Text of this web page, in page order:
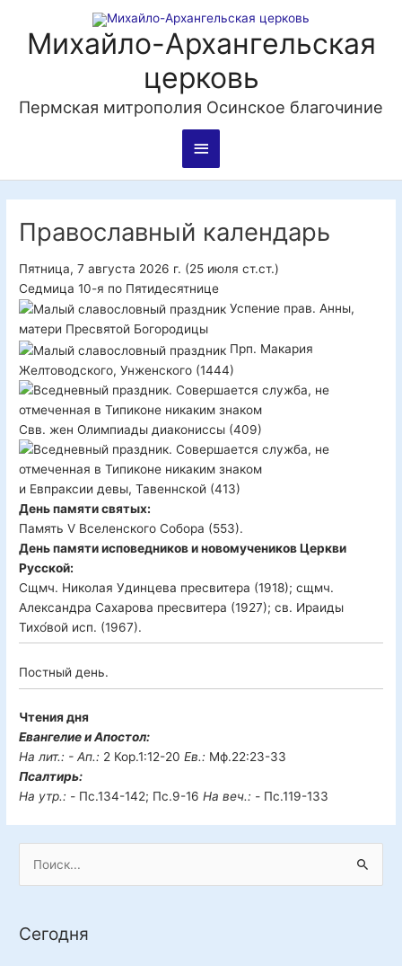
содержимому
Михайло-Архангельская
церковь
Пермская митрополия Осинское благочиние
Главное
меню
Православный календарь
Пятница, 7 августа 2026 г. (25 июля ст.ст.)
Седмица 10-я по Пятидесятнице
Успение прав. Анны,
матери Пресвятой Богородицы
Прп. Макария
Желтоводского, Унженского (1444)
Свв. жен Олимпиады диакониссы (409)
и Евпраксии девы, Тавеннской (413)
День памяти святых:
Память V Вселенского Собора (553).
День памяти исповедников и новомучеников Церкви
Русской:
Сщмч. Николая Удинцева пресвитера (1918); сщмч.
Александра Сахарова пресвитера (1927); св. Ираиды
Тихо́вой исп. (1967).
Постный день.
Чтения дня
Евангелие и Апостол:
На лит.: -Ап.: 2 Кор.1:12-20 Ев.: Мф.22:23-33
Псалтирь:
На утр.: - Пс.134-142; Пс.9-16 На веч.: - Пс.119-133
с
Сегодня